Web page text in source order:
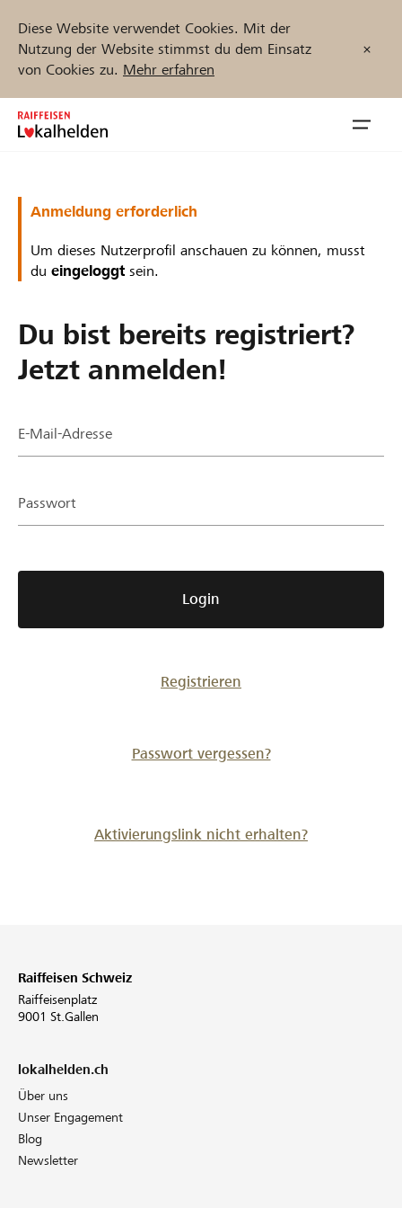
Diese Website verwendet Cookies. Mit der
Nutzung der Website stimmst du dem Einsatz
von Cookies zu. Mehr erfahren
Zum
Inhalt
Unterstützen
Partner / Raiffeisenbank
Jetzt starten
Anmeldung erforderlich
Um dieses Nutzerprofil anschauen zu können, musst
du eingeloggt sein.
Du bist bereits registriert?
Jetzt anmelden!
E-Mail-Adresse
Passwort
Login
Registrieren
Passwort vergessen?
Aktivierungslink nicht erhalten?
Raiffeisen Schweiz
Raiffeisenplatz
9001 St.Gallen
lokalhelden.ch
Über uns
Unser Engagement
Blog
Newsletter